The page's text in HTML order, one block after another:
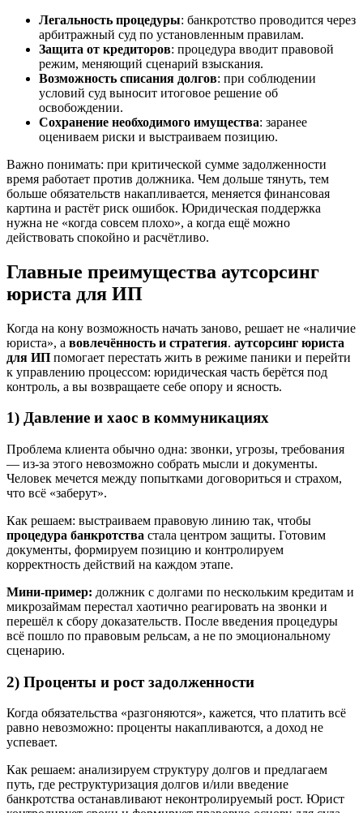
Легальность процедуры: банкротство проводится через
арбитражный суд по установленным правилам.
Защита от кредиторов: процедура вводит правовой
режим, меняющий сценарий взыскания.
Возможность списания долгов: при соблюдении
условий суд выносит итоговое решение об
освобождении.
Сохранение необходимого имущества: заранее
оцениваем риски и выстраиваем позицию.
Важно понимать: при критической сумме задолженности
время работает против должника. Чем дольше тянуть, тем
больше обязательств накапливается, меняется финансовая
картина и растёт риск ошибок. Юридическая поддержка
нужна не «когда совсем плохо», а когда ещё можно
действовать спокойно и расчётливо.
Главные преимущества аутсорсинг
юриста для ИП
Когда на кону возможность начать заново, решает не «наличие
юриста», а вовлечённость и стратегия. аутсорсинг юриста
для ИП помогает перестать жить в режиме паники и перейти
к управлению процессом: юридическая часть берётся под
контроль, а вы возвращаете себе опору и ясность.
1) Давление и хаос в коммуникациях
Проблема клиента обычно одна: звонки, угрозы, требования
— из-за этого невозможно собрать мысли и документы.
Человек мечется между попытками договориться и страхом,
что всё «заберут».
Как решаем: выстраиваем правовую линию так, чтобы
процедура банкротства стала центром защиты. Готовим
документы, формируем позицию и контролируем
корректность действий на каждом этапе.
Мини-пример: должник с долгами по нескольким кредитам и
микрозаймам перестал хаотично реагировать на звонки и
перешёл к сбору доказательств. После введения процедуры
всё пошло по правовым рельсам, а не по эмоциональному
сценарию.
2) Проценты и рост задолженности
Когда обязательства «разгоняются», кажется, что платить всё
равно невозможно: проценты накапливаются, а доход не
успевает.
Как решаем: анализируем структуру долгов и предлагаем
путь, где реструктуризация долгов и/или введение
банкротства останавливают неконтролируемый рост. Юрист